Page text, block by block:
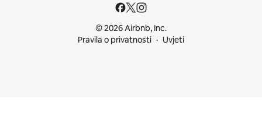
© 2026 Airbnb, Inc.
Pravila o privatnosti
Uvjeti